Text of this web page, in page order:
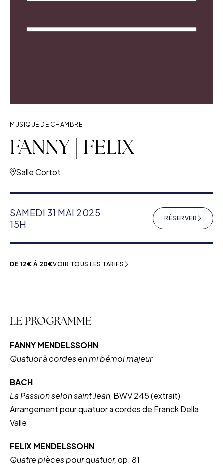
MUSIQUE DE CHAMBRE
FANNY | FELIX
Salle Cortot
SAMEDI 31 MAI 2025
15H
RÉSERVER(NOUVELLE
DE 12€ À 20€VOIR TOUS LES TARIFS
LE PROGRAMME
FANNY MENDELSSOHN
Quatuor à cordes en mi bémol majeur
BACH
La Passion selon saint Jean, BWV 245 (extrait)
Arrangement pour quatuor à cordes de Franck Della
Valle
FELIX MENDELSSOHN
Quatre pièces pour quatuor,op. 81